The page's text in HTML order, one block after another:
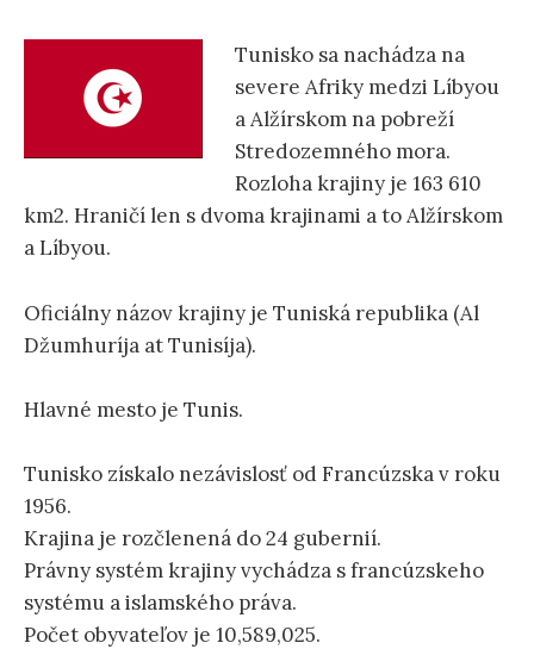
:
Tunisko sa nachádza na
severe Afriky medzi Líbyou
a Alžírskom na pobreží
Stredozemného mora.
Rozloha krajiny je 163 610
km2. Hraničí len s dvoma krajinami a to Alžírskom
a Líbyou.
Oficiálny názov krajiny je Tuniská republika (Al
Džumhuríja at Tunisíja).
Hlavné mesto je Tunis.
Tunisko získalo nezávislosť od Francúzska v roku
1956.
Krajina je rozčlenená do 24 gubernií.
Právny systém krajiny vychádza s francúzskeho
systému a islamského práva.
Počet obyvateľov je 10,589,025.